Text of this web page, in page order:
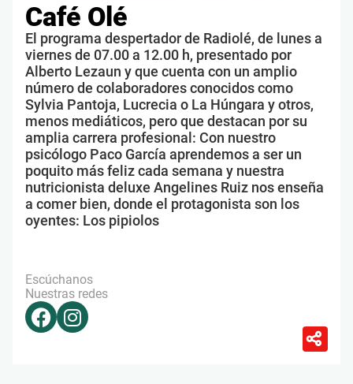
Café Olé
El programa despertador de Radiolé, de lunes a
viernes de 07.00 a 12.00 h, presentado por
Alberto Lezaun y que cuenta con un amplio
número de colaboradores conocidos como
Sylvia Pantoja, Lucrecia o La Húngara y otros,
menos mediáticos, pero que destacan por su
amplia carrera profesional: Con nuestro
psicólogo Paco García aprendemos a ser un
poquito más feliz cada semana y nuestra
nutricionista deluxe Angelines Ruiz nos enseña
a comer bien, donde el protagonista son los
oyentes: Los pipiolos
Escúchanos
Nuestras redes